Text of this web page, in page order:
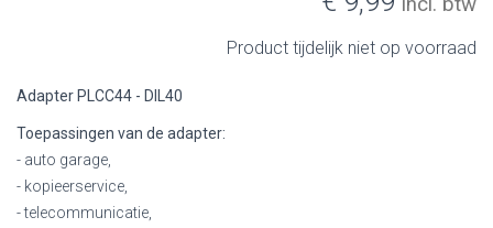
Product tijdelijk niet op voorraad
Adapter PLCC44 - DIL40
Toepassingen van de adapter:
- auto garage,
- kopieerservice,
- telecommunicatie,